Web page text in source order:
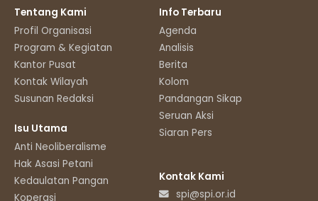
Tentang Kami
Profil Organisasi
Program & Kegiatan
Kantor Pusat
Kontak Wilayah
Susunan Redaksi
Isu Utama
Anti Neoliberalisme
Hak Asasi Petani
Kedaulatan Pangan
Koperasi
Info Terbaru
Agenda
Analisis
Berita
Kolom
Pandangan Sikap
Seruan Aksi
Siaran Pers
Kontak Kami
spi@spi.or.id